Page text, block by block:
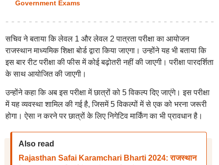
Government Exams
सचिव ने बताया कि लेवल 1 और लेवल 2 पात्रता परीक्षा का आयोजन
राजस्थान माध्यमिक शिक्षा बोर्ड द्वारा किया जाएगा। उन्होंने यह भी बताया कि
इस बार रीट परीक्षा की फीस में कोई बढ़ोतरी नहीं की जाएगी। परीक्षा पारदर्शिता
के साथ आयोजित की जाएगी।
उन्होंने कहा कि अब इस परीक्षा में छात्रों को 5 विकल्प दिए जाएंगे। इस परीक्षा
में यह व्यवस्था शामिल की गई है, जिसमें 5 विकल्पों में से एक को भरना जरूरी
होगा। ऐसा न करने पर छात्रों के लिए निगेटिव मार्किंग का भी प्रावधान है।
Also read
Rajasthan Safai Karamchari Bharti 2024: राजस्थान